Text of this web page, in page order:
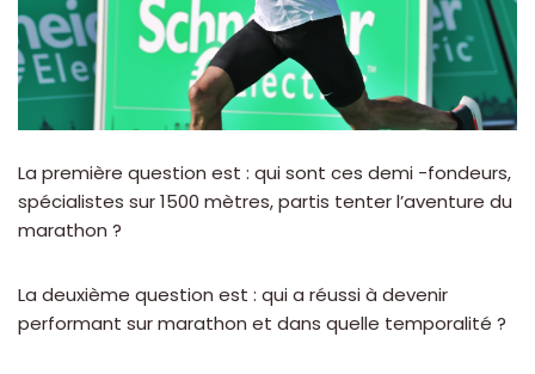
La première question est : qui sont ces demi -fondeurs,
spécialistes sur 1500 mètres, partis tenter l’aventure du
marathon ?
La deuxième question est : qui a réussi à devenir
performant sur marathon et dans quelle temporalité ?